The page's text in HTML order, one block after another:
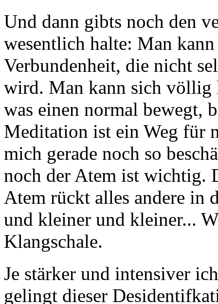
Und dann gibts noch den
wesentlich halte: Man
Verbundenheit, die nicht
wird. Man kann sich völlig
was einen normal bewegt,
Meditation ist ein Weg für
mich gerade noch so
noch der Atem ist wichtig.
Atem rückt alles andere in
und kleiner und kleiner...
Klangschale.
Je stärker und intensiver
gelingt dieser